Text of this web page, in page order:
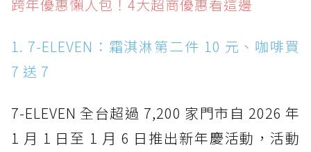
跨年優惠懶人包！手搖優惠看這邊
跨年優惠懶人包！甜品優惠看這邊
跨年優惠懶人包！4大超商優惠看這邊
1. 7-ELEVEN：霜淇淋第二件 10 元、咖啡買
7 送 7
7-ELEVEN 全台超過 7,200 家門市自 2026 年
1 月 1 日至 1 月 6 日推出新年慶活動，活動